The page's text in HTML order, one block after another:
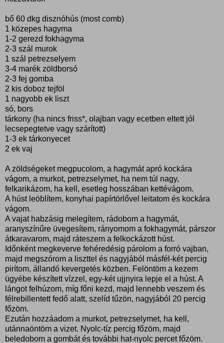
bő 60 dkg disznóhús (most comb)
1 közepes hagyma
1-2 gerezd fokhagyma
2-3 szál murok
1 szál petrezselyem
3-4 marék zöldborsó
2-3 fej gomba
2 kis doboz tejföl
1 nagyobb ek liszt
só, bors
tárkony (ha nincs friss*, olajban vagy ecetben eltett jól
lecsepegtetve vagy szárított)
1-3 ek tárkonyecet
2 ek vaj
A zöldségeket megpucolom, a hagymát apró kockára
vágom, a murkot, petrezselymet, ha nem túl nagy,
felkarikázom, ha kell, esetleg hosszában kettévágom.
A húst leöblítem, konyhai papírtörlővel leitatom és kockára
vágom.
A vajat habzásig melegítem, rádobom a hagymát,
aranyszínűre üvegesítem, rányomom a fokhagymát, párszor
átkaravarom, majd ráteszem a felkockázott húst.
Időnként megkeverve fehéredésig párolom a forró vajban,
majd megszórom a liszttel és nagyjából másfél-két percig
pirítom, állandó kevergetés közben. Felöntöm a kezem
ügyébe készített vízzel, egy-két ujjnyira lepje el a húst. A
lángot felhúzom, míg főni kezd, majd lennebb veszem és
félrebillentett fedő alatt, szelíd tűzön, nagyjából 20 percig
főzöm.
Ezután hozzáadom a murkot, petrezselymet, ha kell,
utánnaöntöm a vizet. Nyolc-tíz percig főzöm, majd
beledobom a gombát és további hat-nyolc percet főzöm.